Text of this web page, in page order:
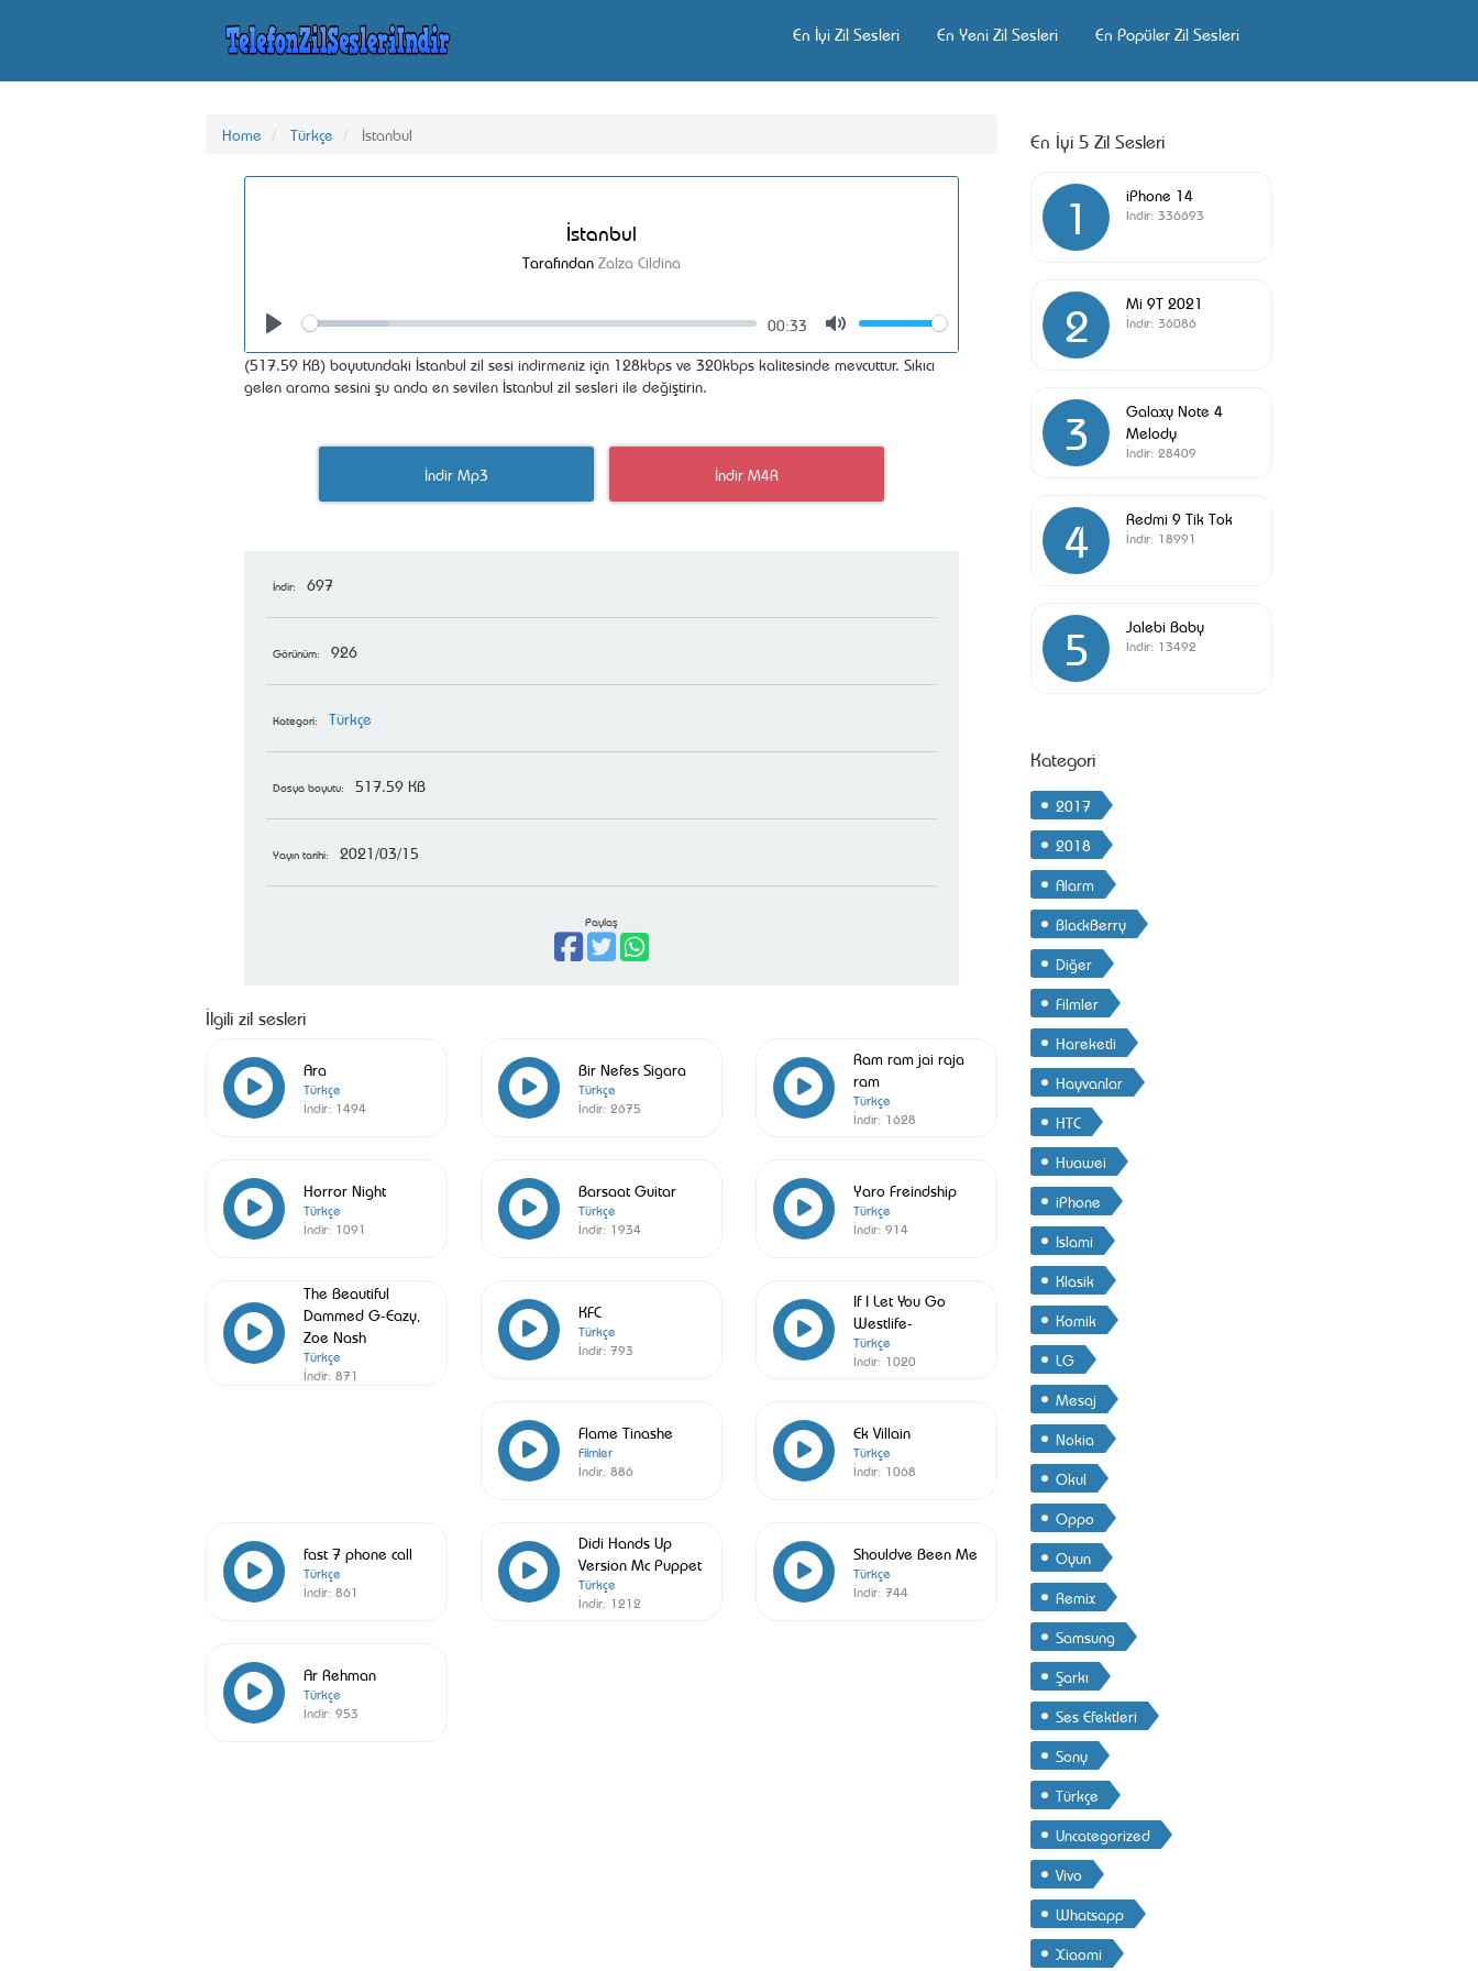
En İyi Zil Sesleri En Yeni Zil Sesleri En Popüler Zil Sesleri
Home Türkçe İstanbul
İstanbul
Tarafından Zalza Cildina
Seek
00:33
Volume
(517.59 KB) boyutundaki İstanbul zil sesi indirmeniz için 128kbps ve 320kbps kalitesinde mevcuttur. Sıkıcı
gelen arama sesini şu anda en sevilen İstanbul zil sesleri ile değiştirin.
İndir Mp3 İndir M4R
İndir: 697
Görünüm: 926
Kategori: Türkçe
Dosya boyutu: 517.59 KB
Yayın tarihi: 2021/03/15
Paylaş
İlgili zil sesleri
Ara
Türkçe
İndir: 1494
Bir Nefes Sigara
Türkçe
İndir: 2675
Ram ram jai raja
ram
Türkçe
İndir: 1628
Horror Night
Türkçe
İndir: 1091
Barsaat Guitar
Türkçe
İndir: 1934
Yaro Freindship
Türkçe
İndir: 914
The Beautiful
Dammed G-Eazy,
Zoe Nash
Türkçe
İndir: 871
KFC
Türkçe
İndir: 793
If I Let You Go
Westlife-
Türkçe
İndir: 1020
Flame Tinashe
Filmler
İndir: 886
Ek Villain
Türkçe
İndir: 1068
fast 7 phone call
Türkçe
İndir: 861
Didi Hands Up
Version Mc Puppet
Türkçe
İndir: 1212
Shouldve Been Me
Türkçe
İndir: 744
Ar Rehman
Türkçe
İndir: 953
En İyi 5 Zil Sesleri
1 iPhone 14
İndir: 336693
2 Mi 9T 2021
İndir: 36086
3
Galaxy Note 4
Melody
İndir: 28409
4 Redmi 9 Tik Tok
İndir: 18991
5 Jalebi Baby
İndir: 13492
Kategori
2017
2018
Alarm
BlackBerry
Diğer
Filmler
Hareketli
Hayvanlar
HTC
Huawei
iPhone
Islami
Klasik
Komik
LG
Mesaj
Nokia
Okul
Oppo
Oyun
Remix
Samsung
Şarkı
Ses Efektleri
Sony
Türkçe
Uncategorized
Vivo
Whatsapp
Xiaomi